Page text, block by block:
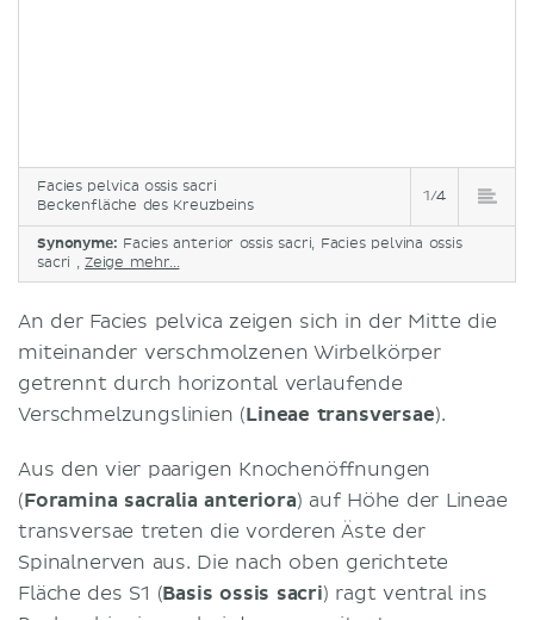
Facies pelvica ossis sacri
Beckenfläche des Kreuzbeins
1/4
Synonyme: Facies anterior ossis sacri, Facies pelvina ossis
sacri , Zeige mehr...
An der Facies pelvica zeigen sich in der Mitte die
miteinander verschmolzenen Wirbelkörper
getrennt durch horizontal verlaufende
Verschmelzungslinien (Lineae transversae).
Aus den vier paarigen Knochenöffnungen
(Foramina sacralia anteriora) auf Höhe der Lineae
transversae treten die vorderen Äste der
Spinalnerven aus. Die nach oben gerichtete
Fläche des S1 (Basis ossis sacri) ragt ventral ins